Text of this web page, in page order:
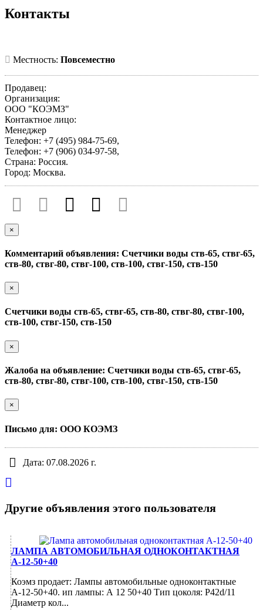
Контакты
Местность: Повсеместно
Продавец:
Организация:
ООО "КОЭМЗ"
Контактное лицо:
Менеджер
Телефон: +7 (495) 984-75-69,
Телефон: +7 (906) 034-97-58,
Страна: Россия.
Город: Москва.
×
Комментарий объявления: Счетчики воды ств-65, ствг-65,
ств-80, ствг-80, ствг-100, ств-100, ствг-150, ств-150
×
Счетчики воды ств-65, ствг-65, ств-80, ствг-80, ствг-100,
ств-100, ствг-150, ств-150
×
Жалоба на объявление: Счетчики воды ств-65, ствг-65,
ств-80, ствг-80, ствг-100, ств-100, ствг-150, ств-150
×
Письмо для: ООО КОЭМЗ
Дата: 07.08.2026 г.
Другие объявления этого пользователя
ЛАМПА АВТОМОБИЛЬНАЯ ОДНОКОНТАКТНАЯ
А-12-50+40
Коэмз продает: Лампы автомобильные одноконтактные
А-12-50+40. ип лампы: А 12 50+40 Тип цоколя: P42d/11
Диаметр кол...